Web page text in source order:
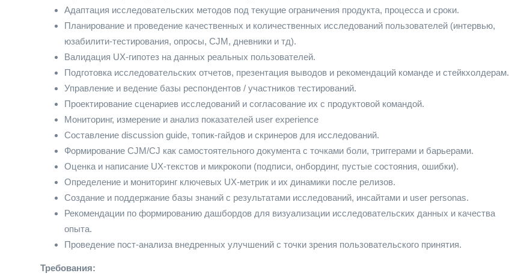
Адаптация исследовательских методов под текущие ограничения продукта, процесса и сроки.
Планирование и проведение качественных и количественных исследований пользователей (интервью,
юзабилити-тестирования, опросы, CJM, дневники и тд).
Валидация UX-гипотез на данных реальных пользователей.
Подготовка исследовательских отчетов, презентация выводов и рекомендаций команде и стейкхолдерам.
Управление и ведение базы респондентов / участников тестирований.
Проектирование сценариев исследований и согласование их с продуктовой командой.
Мониторинг, измерение и анализ показателей user experience
Составление discussion guide, топик-гайдов и скринеров для исследований.
Формирование CJM/CJ как самостоятельного документа с точками боли, триггерами и барьерами.
Оценка и написание UX-текстов и микрокопи (подписи, онбординг, пустые состояния, ошибки).
Определение и мониторинг ключевых UX-метрик и их динамики после релизов.
Создание и поддержание базы знаний с результатами исследований, инсайтами и user personas.
Рекомендации по формированию дашбордов для визуализации исследовательских данных и качества
опыта.
Проведение пост-анализа внедренных улучшений с точки зрения пользовательского принятия.
Требования: